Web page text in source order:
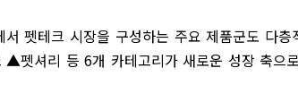
서 펫테크 시장을 구성하는 주요 제품군도
펫셔리 등 6개 카테고리가 새로운 성장 축으